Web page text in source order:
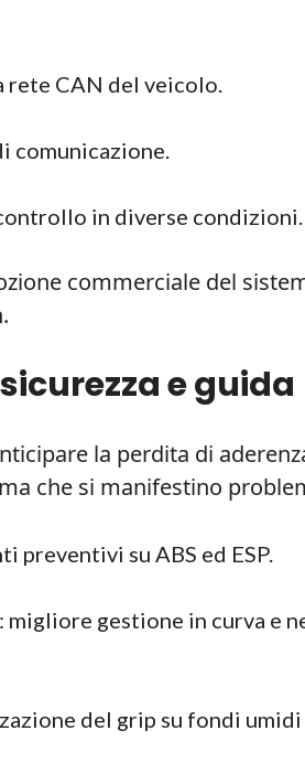
rete CAN del veicolo.
comunicazione.
in diverse condizioni.
commerciale del
e guida
la perdita di
che si manifestino
preventivi su ABS ed ESP.
: migliore gestione in curva e
del grip su fondi